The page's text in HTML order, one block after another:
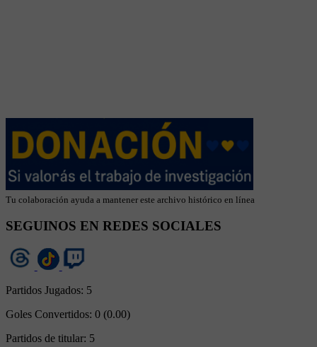
Tu colaboración ayuda a mantener este archivo histórico en línea
SEGUINOS EN REDES SOCIALES
Partidos Jugados: 5
Goles Convertidos: 0 (0.00)
Partidos de titular: 5